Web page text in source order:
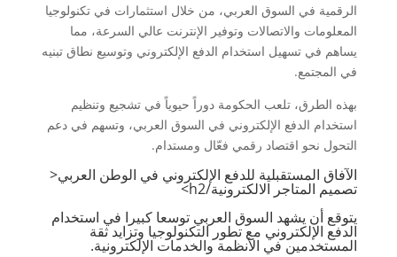
الرقمية في السوق العربي، من خلال استثمارات في تكنولوجيا
المعلومات والاتصالات وتوفير الإنترنت عالي السرعة، مما
يساهم في تسهيل استخدام الدفع الإلكتروني وتوسيع نطاق تبنيه
في المجتمع.
بهذه الطرق، تلعب الحكومة دوراً حيوياً في تشجيع وتنظيم
استخدام الدفع الإلكتروني في السوق العربي، وتسهم في دعم
التحول نحو اقتصاد رقمي فعّال ومستدام.
الآفاق المستقبلية للدفع الإلكتروني في الوطن العربي<
تصميم المتاجر الالكترونية/h2>
يتوقع أن يشهد السوق العربي توسعا كبيرا في استخدام
الدفع الإلكتروني مع تطور التكنولوجيا وتزايد ثقة
المستخدمين في الأنظمة والخدمات الإلكترونية.